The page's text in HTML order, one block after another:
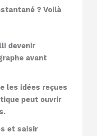
? Voilà
devenir
avant
les idées reçues
peut ouvrir
et saisir